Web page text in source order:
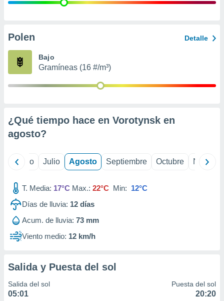
publicidad
de
Polen Detalle
Bajo
Gramíneas (16 #/m³)
¿Qué tiempo hace en Vorotynsk en
agosto?
Junio Julio Agosto Septiembre Octubre
T. Media: 17°C Max.: 22°C Min: 12°C
Días de lluvia: 12 días
Acum. de lluvia: 73 mm
Viento medio: 12 km/h
Salida y Puesta del sol
Salida del sol
05:01
Puesta del sol
20:20